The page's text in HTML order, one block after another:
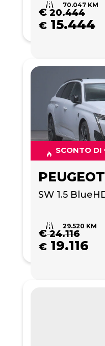
70.047 KM
€20.444
€ 15.444
SCONTO
SW 1.5
29.520 KM
€24.116
€ 19.116